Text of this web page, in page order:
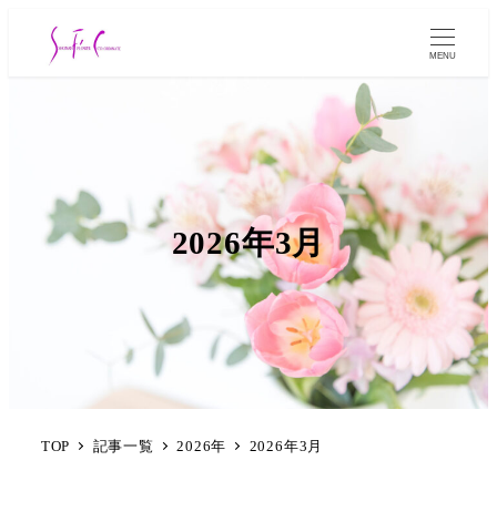
MENU
2026年3月
TOP 記事一覧 2026年 2026年3月